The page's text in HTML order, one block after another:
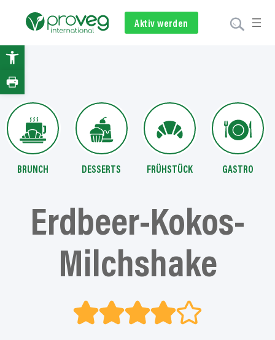
springen
Aktiv werden
Newsletter
Spenden
BRUNCH DESSERTS FRÜHSTÜCK GASTRO
Erdbeer-Kokos-
Milchshake
Open
toolbar